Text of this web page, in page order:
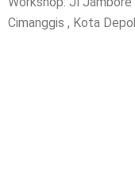
Cimanggis , Kota